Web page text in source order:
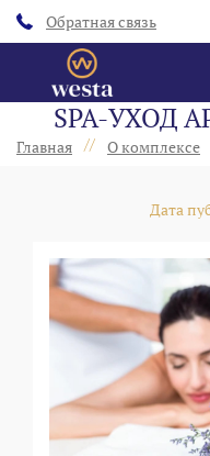
Обратная связь
SPA-УХОД
Главная // О комплексе
Дата